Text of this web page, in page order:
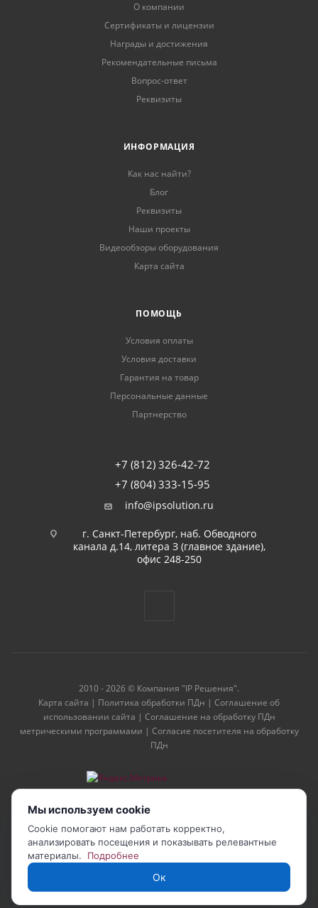
О компании
Сертификаты и лицензии
Награды и достижения
Рекомендательные письма
Вопрос-ответ
Реквизиты
ИНФОРМАЦИЯ
Как нас найти?
Блог
Реквизиты
Наши проекты
Видеообзоры оборудования
Карта сайта
ПОМОЩЬ
Условия оплаты
Условия доставки
Гарантия на товар
Персональные данные
Партнерство
+7 (812) 326-42-72
+7 (804) 333-15-95
info@ipsolution.ru
г. Санкт-Петербург, наб. Обводного
канала д.14, литера З (главное здание),
офис 248-250
2010 - 2026 © Компания "IP Решения".
Карта сайта | Политика обработки ПДн | Соглашение об
использовании сайта | Соглашение на обработку ПДн
метрическими программами | Согласие посетителя на обработку
ПДн
Мы используем cookie
Cookie помогают нам работать корректно,
анализировать посещения и показывать релевантные
материалы.
Подробнее
Ок